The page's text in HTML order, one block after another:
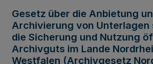
Gesetz über die Anbietung
Archivierung von Unterlagen
die Sicherung und Nutzung
Archivguts im Lande
Westfalen (Archivgesetz